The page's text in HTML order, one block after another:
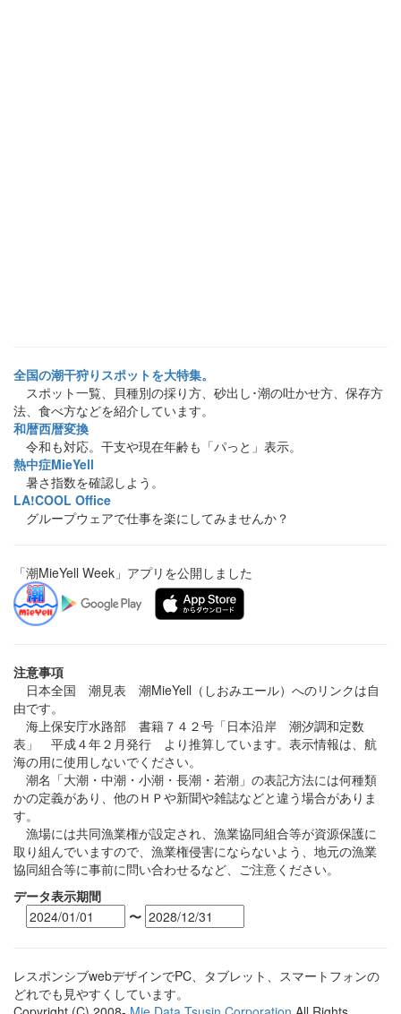
全国の潮干狩りスポットを大特集。
スポット一覧、貝種別の採り方、砂出し･潮の吐かせ方、保存方
法、食べ方などを紹介しています。
和暦西暦変換
令和も対応。干支や現在年齢も「パっと」表示。
熱中症MieYell
暑さ指数を確認しよう。
LA!COOL Office
グループウェアで仕事を楽にしてみませんか？
「潮MieYell Week」アプリを公開しました
注意事項
日本全国 潮見表 潮MieYell（しおみエール）へのリンクは自
由です。
海上保安庁水路部 書籍７４２号「日本沿岸 潮汐調和定数
表」 平成４年２月発行 より推算しています。表示情報は、航
海の用に使用しないでください。
潮名「大潮・中潮・小潮・長潮・若潮」の表記方法には何種類
かの定義があり、他のＨＰや新聞や雑誌などと違う場合がありま
す。
漁場には共同漁業権が設定され、漁業協同組合等が資源保護に
取り組んでいますので、漁業権侵害にならないよう、地元の漁業
協同組合等に事前に問い合わせるなど、ご注意ください。
データ表示期間
〜
レスポンシブwebデザインでPC、タブレット、スマートフォンの
どれでも見やすくしています。